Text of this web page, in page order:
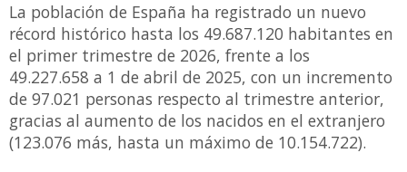
La población de España ha registrado un nuevo
récord histórico hasta los 49.687.120 habitantes en
el primer trimestre de 2026, frente a los
49.227.658 a 1 de abril de 2025, con un incremento
de 97.021 personas respecto al trimestre anterior,
gracias al aumento de los nacidos en el extranjero
(123.076 más, hasta un máximo de 10.154.722).